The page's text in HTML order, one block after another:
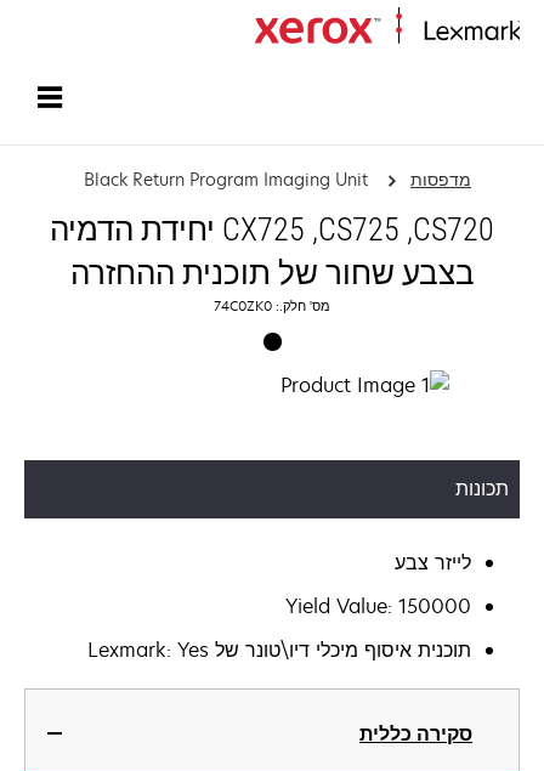
מדפסות Black Return Program Imaging Unit
CS720,‏ CS725, ‏CX725 יחידת הדמיה
בצבע שחור של תוכנית ההחזרה
מס' חלק.: 74C0ZK0
תכונות
לייזר צבע
Yield Value: 150000
תוכנית איסוף מיכלי דיו\טונר של Lexmark: Yes
סקירה כללית